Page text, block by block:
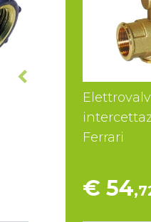
Ferrari
€ 54